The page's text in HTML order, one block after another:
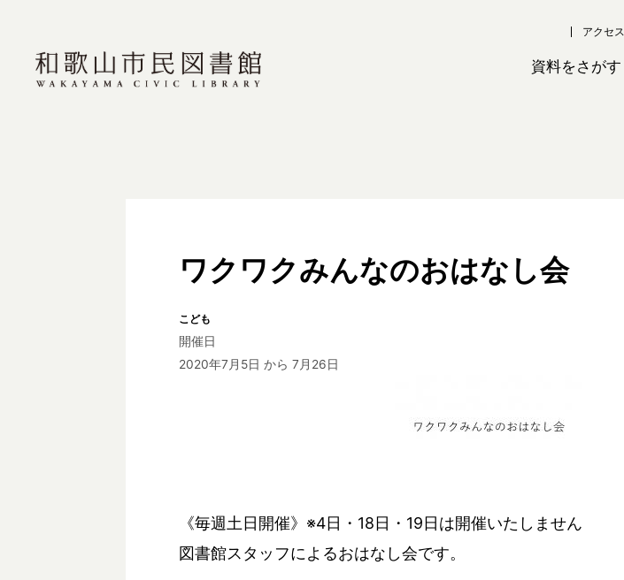
アクセス
資料をさがす
ワクワクみんなのおはなし会
こども
開催日
2020年7月5日 から 7月26日
《毎週土日開催》※4日・18日・19日は開催いたしません
図書館スタッフによるおはなし会です。